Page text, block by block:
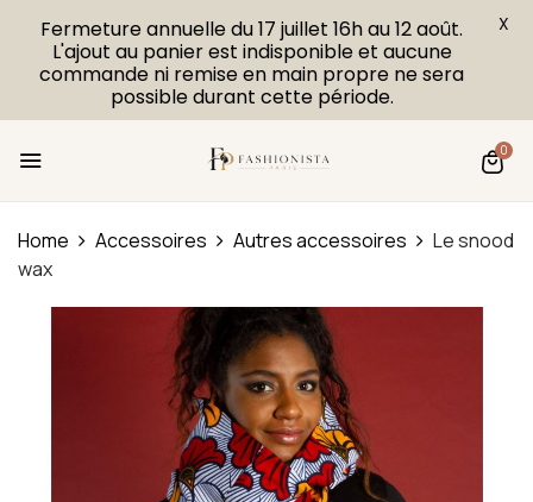
0
Home Accessoires Autres accessoires
Le snood
wax
Fermeture annuelle du 17 juillet 16h au 12 août.
L'ajout au panier est indisponible et aucune
commande ni remise en main propre ne sera
possible durant cette période.
X